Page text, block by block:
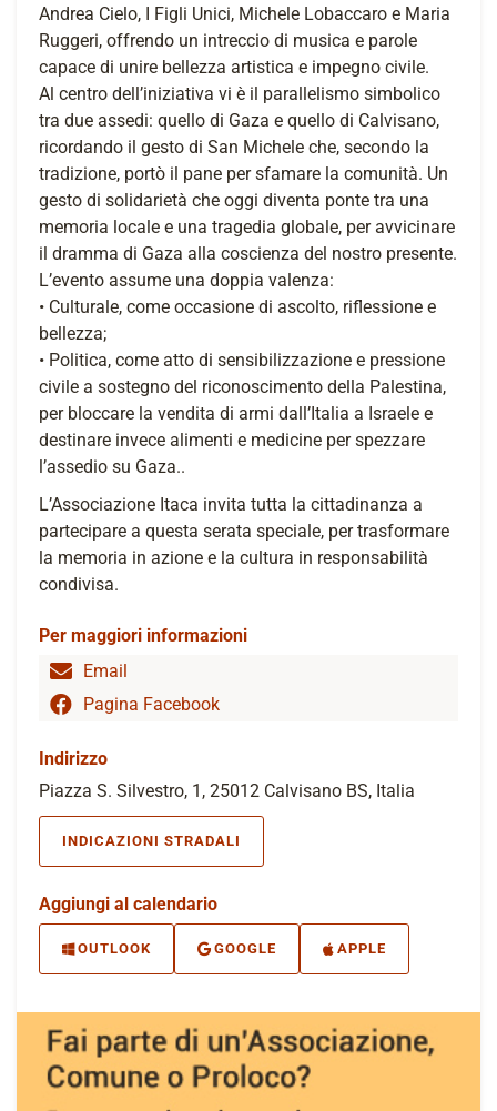
Andrea Cielo, I Figli Unici, Michele Lobaccaro e Maria
Ruggeri, offrendo un intreccio di musica e parole
capace di unire bellezza artistica e impegno civile.
Al centro dell’iniziativa vi è il parallelismo simbolico
tra due assedi: quello di Gaza e quello di Calvisano,
ricordando il gesto di San Michele che, secondo la
tradizione, portò il pane per sfamare la comunità. Un
gesto di solidarietà che oggi diventa ponte tra una
memoria locale e una tragedia globale, per avvicinare
il dramma di Gaza alla coscienza del nostro presente.
L’evento assume una doppia valenza:
• Culturale, come occasione di ascolto, riflessione e
bellezza;
• Politica, come atto di sensibilizzazione e pressione
civile a sostegno del riconoscimento della Palestina,
per bloccare la vendita di armi dall’Italia a Israele e
destinare invece alimenti e medicine per spezzare
l’assedio su Gaza..
L’Associazione Itaca invita tutta la cittadinanza a
partecipare a questa serata speciale, per trasformare
la memoria in azione e la cultura in responsabilità
condivisa.
Per maggiori informazioni
Email
Pagina Facebook
Indirizzo
Piazza S. Silvestro, 1, 25012 Calvisano BS, Italia
INDICAZIONI STRADALI
Aggiungi al calendario
OUTLOOK GOOGLE APPLE